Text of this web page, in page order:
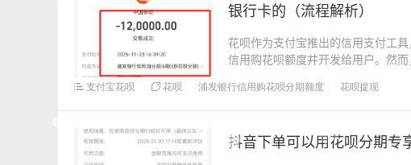
银行卡的（流程解析）
花呗作为支付宝推出的信用支付工
信用购花呗额度并开发给用户。然
支付宝花呗 花呗 浦发银行信用购花呗分期额度 花呗提现
抖音下单可以用花呗分期专